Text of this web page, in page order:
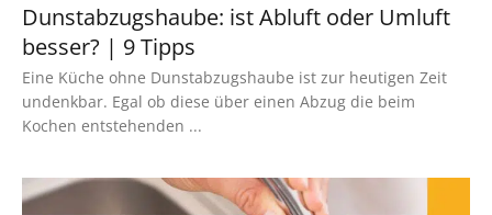
Dunstabzugshaube: ist Abluft oder Umluft
besser? | 9 Tipps
Eine Küche ohne Dunstabzugshaube ist zur heutigen Zeit
undenkbar. Egal ob diese über einen Abzug die beim
Kochen entstehenden ...